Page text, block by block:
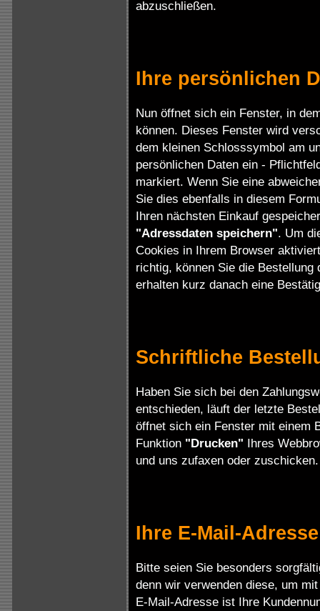
abzuschließen.
Ihre persönlichen
Nun öffnet sich ein Fenster, in
können. Dieses Fenster wird
dem kleinen Schlosssymbol am
persönlichen Daten ein -
markiert. Wenn Sie eine
Sie dies ebenfalls in diesem
Ihren nächsten Einkauf
"Adressdaten speichern". Um
Cookies in Ihrem Browser
richtig, können Sie die
erhalten kurz danach eine
Schriftliche
Haben Sie sich bei den
entschieden, läuft der letzte
öffnet sich ein Fenster mit einem
Funktion "Drucken" Ihres
und uns zufaxen oder zuschicken.
Ihre E-Mail-Adresse
Bitte seien Sie besonders
denn wir verwenden diese, um
E-Mail-Adresse ist Ihre